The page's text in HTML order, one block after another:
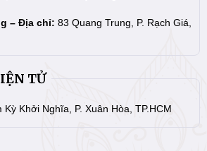
– Địa chỉ: 83 Quang Trung, P. Rạch Giá,
TỬ
Kỳ Khởi Nghĩa, P. Xuân Hòa, TP.HCM